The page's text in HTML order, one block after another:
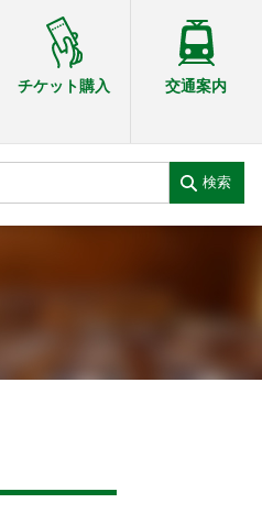
チケット購入 交通案内
検索